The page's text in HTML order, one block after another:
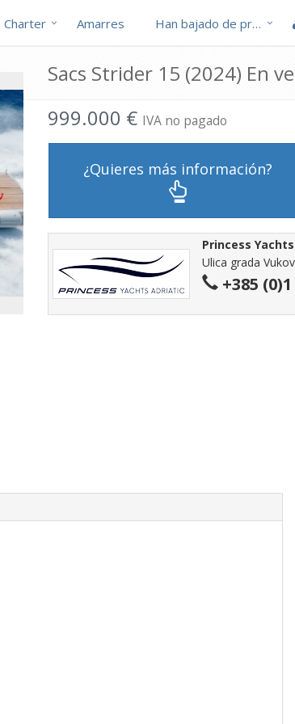
Charter Amarres Han bajado de precio
Sacs Strider 15 (2024) En
999.000 € IVA no pagado
¿Quieres más información?
Princess
Ulica grada
+385